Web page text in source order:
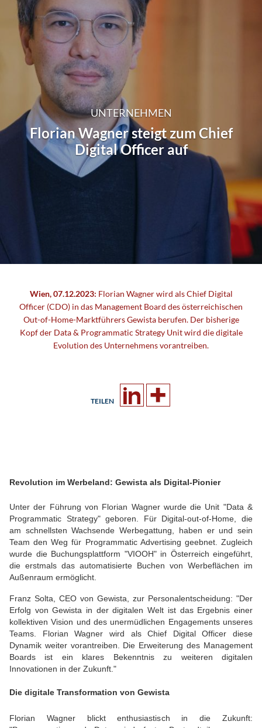
UNTERNEHMEN
Florian Wagner steigt zum Chief
Digital Officer auf
Wien, 07.12.2023: Florian Wagner wird als Chief Digital
Officer (CDO) in das Management Board des österreichischen
Out-of-Home-Marktführers Gewista berufen. Der bisherige
Kopf der Data & Programmatic Strategy Unit wird die digitale
Evolution des Unternehmens vorantreiben.
TEILEN
Revolution im Werbeland: Gewista als Digital-Pionier
Unter der Führung von Florian Wagner wurde die Unit "Data &
Programmatic Strategy" geboren. Für Digital-out-of-Home, die
am schnellsten Wachsende Werbegattung, haben er und sein
Team den Weg für Programmatic Advertising geebnet. Zugleich
wurde die Buchungsplattform "VIOOH" in Österreich eingeführt,
die erstmals das automatisierte Buchen von Werbeflächen im
Außenraum ermöglicht.
Franz Solta, CEO von Gewista, zur Personalentscheidung: "Der
Erfolg von Gewista in der digitalen Welt ist das Ergebnis einer
kollektiven Vision und des unermüdlichen Engagements unseres
Teams. Florian Wagner wird als Chief Digital Officer diese
Dynamik weiter vorantreiben. Die Erweiterung des Management
Boards ist ein klares Bekenntnis zu weiteren digitalen
Innovationen in der Zukunft."
Die digitale Transformation von Gewista
Florian Wagner blickt enthusiastisch in die Zukunft: